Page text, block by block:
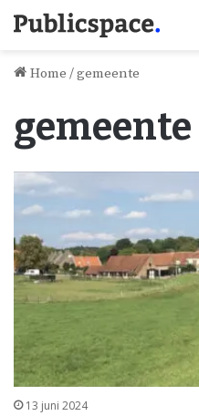
Home /gemeente
gemeente
13 juni 2024